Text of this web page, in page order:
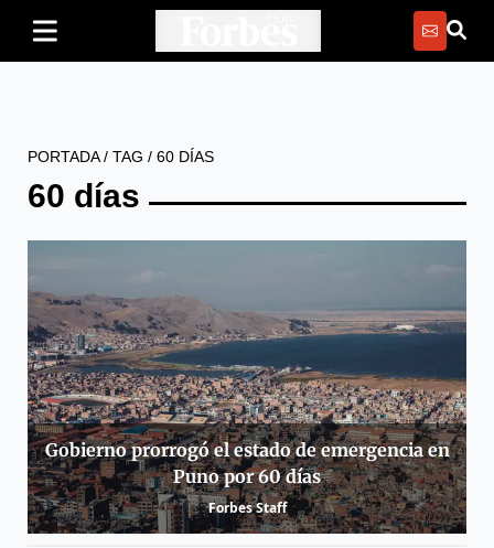
PORTADA/ TAG / 60 DÍAS
60 días
Gobierno prorrogó el estado de emergencia en
Puno por 60 días
Forbes Staff